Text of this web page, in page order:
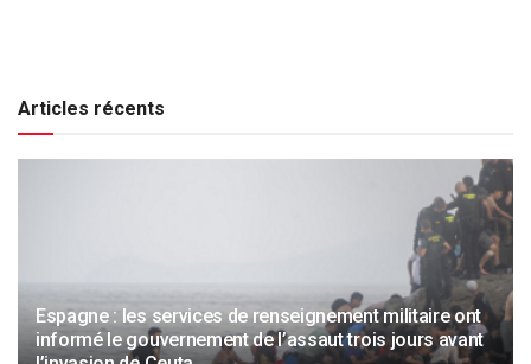
Articles récents
Espagne : les services de renseignement militaire ont
informé le gouvernement de l’assaut trois jours avant